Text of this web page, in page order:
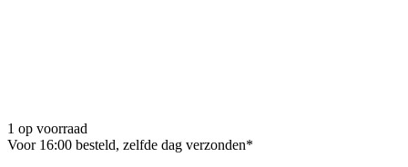
1 op voorraad
Voor 16:00 besteld, zelfde dag verzonden*